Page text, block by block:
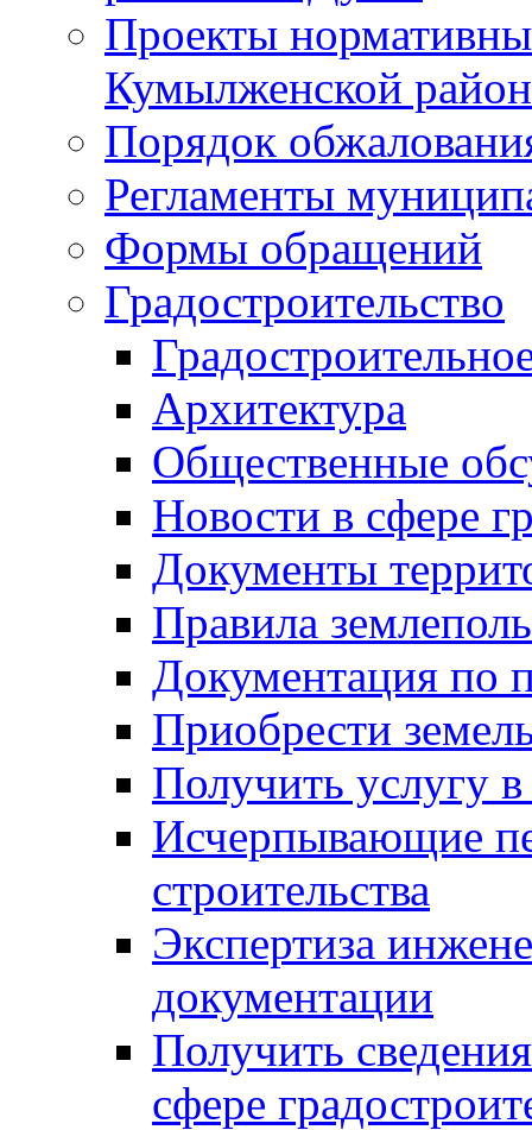
Проекты
Кумылженской
Порядок
Регламенты
Формы обращений
Градостроительство
Архитектура
Общественные
Новости в сфере
Документы
Правила
Документация по
Приобрести
Получить услугу в
Исчерпывающие
строительства
Экспертиза
документации
Получить
сфере